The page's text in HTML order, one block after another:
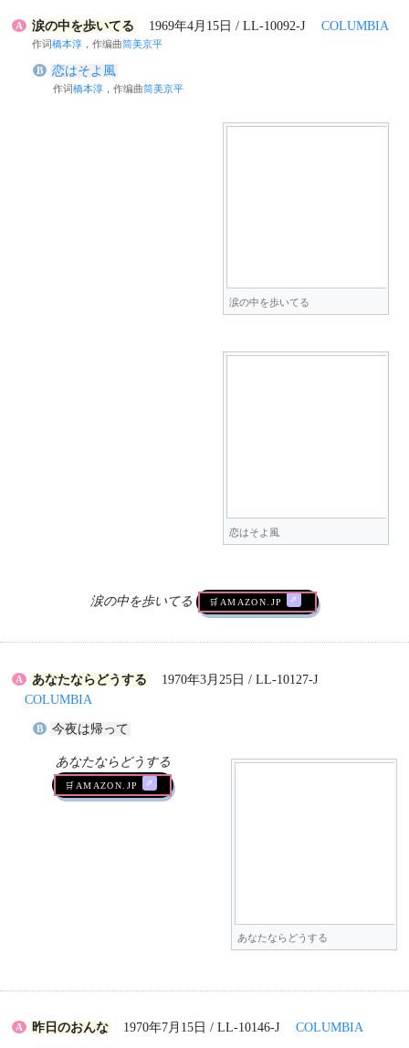
A 涙の中を歩いてる 1969年4月15日 / LL-10092-J COLUMBIA
作词橋本淳 ，作编曲筒美京平
B 恋はそよ風
作词橋本淳，作编曲筒美京平
涙の中を歩いてる
恋はそよ風
涙の中を歩いてる 🛒AMAZON.jp
A あなたならどうする
1970年3月25日 / LL-10127-J
COLUMBIA
B 今夜は帰って
あなたならどうする
あなたならどうする
🛒AMAZON.jp
A 昨日のおんな 1970年7月15日 / LL-10146-J COLUMBIA